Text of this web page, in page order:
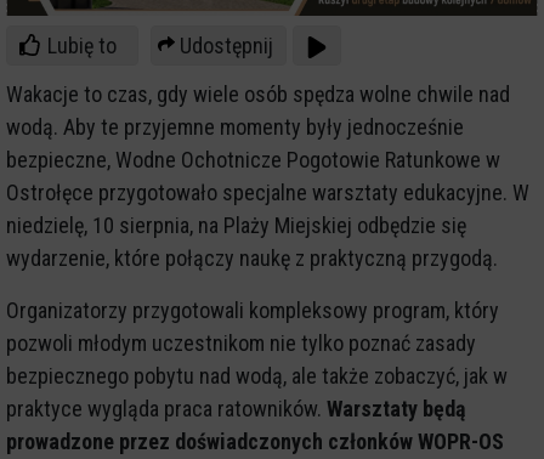
Lubię to
Udostępnij
Wakacje to czas, gdy wiele osób spędza wolne chwile nad
wodą. Aby te przyjemne momenty były jednocześnie
bezpieczne, Wodne Ochotnicze Pogotowie Ratunkowe w
Ostrołęce przygotowało specjalne warsztaty edukacyjne. W
niedzielę, 10 sierpnia, na Plaży Miejskiej odbędzie się
wydarzenie, które połączy naukę z praktyczną przygodą.
Organizatorzy przygotowali kompleksowy program, który
pozwoli młodym uczestnikom nie tylko poznać zasady
bezpiecznego pobytu nad wodą, ale także zobaczyć, jak w
praktyce wygląda praca ratowników. Warsztaty będą
prowadzone przez doświadczonych członków WOPR-OS